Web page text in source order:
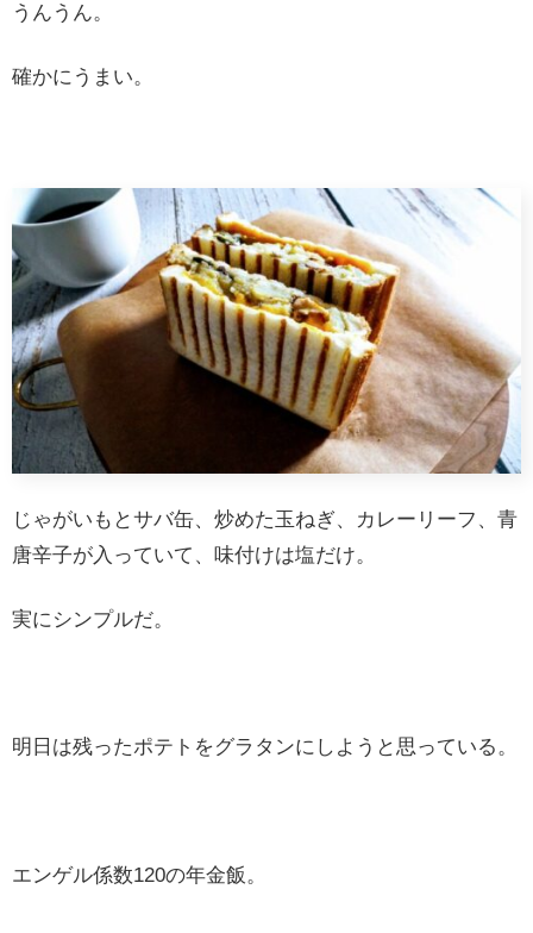
うんうん。
確かにうまい。
じゃがいもとサバ缶、炒めた玉ねぎ、カレーリーフ、青
唐辛子が入っていて、味付けは塩だけ。
実にシンプルだ。
明日は残ったポテトをグラタンにしようと思っている。
エンゲル係数120の年金飯。